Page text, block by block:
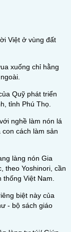
Việt ở vùng đất
xuống chỉ hằng
Quỹ phát triển
tỉnh Phú Thọ.
nghề làm nón lá
cách làm sản
làng nón Gia
theo Yoshinori, cần
Việt Nam.
biệt này của
- bộ sách giáo